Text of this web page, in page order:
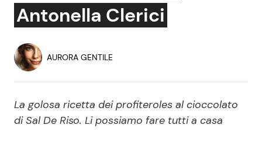
Dal Mondo
Economia
Persone Scomparse
Politica
Coppie VIP
Reality e Talent
Antonella Clerici
AURORA GENTILE
La golosa ricetta dei profiteroles al cioccolato
di Sal De Riso. Li possiamo fare tutti a casa